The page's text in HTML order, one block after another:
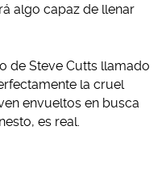
algo capaz de llenar
de Steve Cutts llamado
la cruel
envueltos en busca
es real.